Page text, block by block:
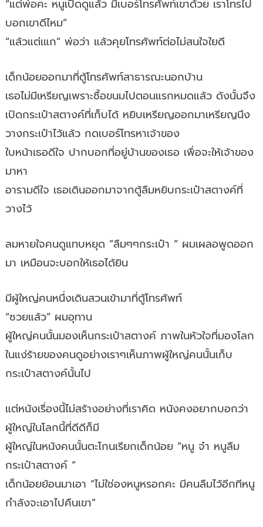
“แต่พ่อคะ หนูเปิดดูแล้ว มีเบอร์โทรศัพท์เขาด้วย เราโทรไป
บอกเขาดีไหม”
“แล้วแต่เแก” พ่อว่า แล้วคุยโทรศัพท์ต่อไม่สนใจใยดี
เด็กน้อยออกมาที่ตู้โทรศัพท์สาธารณะนอกบ้าน
เธอไม่มีเหรียญเพราะซื้อขนมไปตอนแรกหมดแล้ว ดังนั้นจึง
เปิดกระเป๋าสตางค์ที่เก็บได้ หยิบเหรียญออกมาเหรียญนึง
วางกระเป๋าไว้แล้ว กดเบอร์โทรหาเจ้าของ
ใบหน้าเธอดีใจ ปากบอกที่อยู่บ้านของเธอ เพื่อจะให้เจ้าของ
มาหา
อารามดีใจ เธอเดินออกมาจากตู้ลืมหยิบกระเป๋าสตางค์ที่
วางไว้
ลมหายใจคนดูแทบหยุด ”ลืมๆๆกระเป๋า “ ผมเผลอพูดออก
มา เหมือนจะบอกให้เธอได้ยิน
มีผู้ใหญ่คนหนึ่งเดินสวนเข้ามาที่ตู้โทรศัพท์
“ซวยแล้ว” ผมอุทาน
ผู้ใหญ่คนนั้นมองเห็นกระเป๋าสตางค์ ภาพในหัวใจที่มองโลก
ในแง่ร้ายของคนดูอย่างเราๆเห็นภาพผู้ใหญ่คนนั้นเก็บ
กระเป๋าสตางค์นั้นไป
แต่หนังเรื่องนี้ไม่สร้างอย่างที่เราคิด หนังคงอยากบอกว่า
ผู้ใหญ่ในโลกนี้ที่ดีดีก็มี
ผู้ใหญ่ในหนังคนนั้นตะโกนเรียกเด็กน้อย “หนู จ๋า หนูลืม
กระเป๋าสตางค์ “
เด็กน้อยย้อนมาเอา “ไม่ใช่องหนูหรอกคะ มีคนลืมไว้อีกทีหนู
กำลังจะเอาไปคืนเขา”